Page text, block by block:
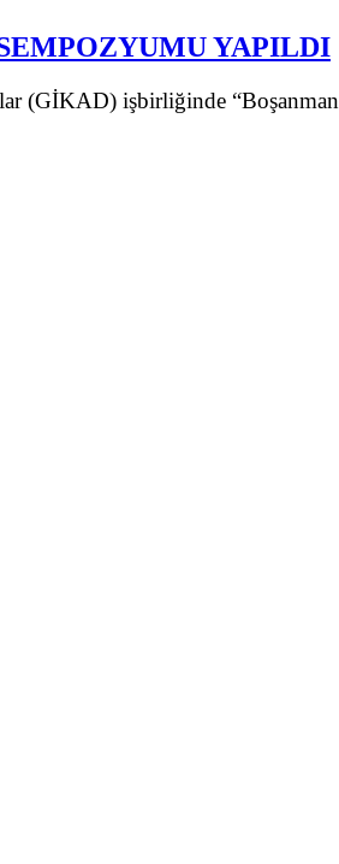
YAPILDI
(GİKAD) işbirliğinde